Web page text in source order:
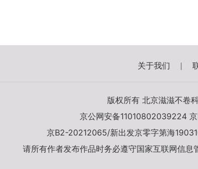
关于我们
版权所有 北京滋滋不卷
京公网安备11010802039224
京B2-20212065/新出发京零字第海
请所有作者发布作品时务必遵守国家互联网信息